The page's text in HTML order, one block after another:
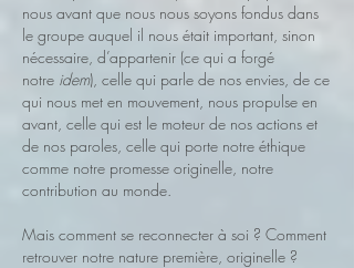
nous avant que nous nous soyons fondus dans
le groupe auquel il nous était important, sinon
nécessaire, d’appartenir (ce qui a forgé
notre idem), celle qui parle de nos envies, de ce
qui nous met en mouvement, nous propulse en
avant, celle qui est le moteur de nos actions et
de nos paroles, celle qui porte notre éthique
comme notre promesse originelle, notre
contribution au monde.
Mais comment se reconnecter à soi ? Comment
retrouver notre nature première, originelle ?